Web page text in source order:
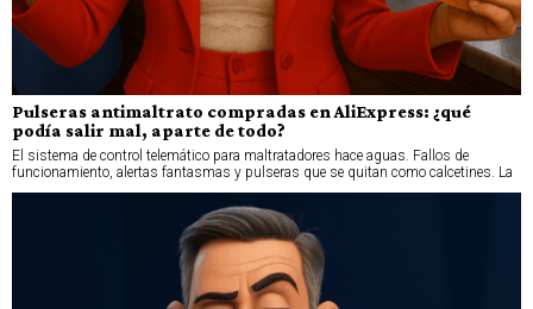
Pulseras antimaltrato compradas en AliExpress: ¿qué
podía salir mal, aparte de todo?
El sistema de control telemático para maltratadores hace aguas. Fallos de
funcionamiento, alertas fantasmas y pulseras que se quitan como calcetines. La